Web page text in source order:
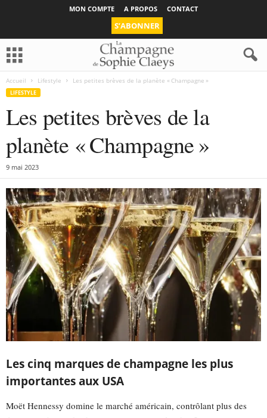
MON COMPTE A PROPOS CONTACT
S’ABONNER
Accueil Lifestyle Les petites brèves de la planète « Champagne »
LIFESTYLE
Les petites brèves de la
planète « Champagne »
9 mai 2023
Les cinq marques de champagne les plus
importantes aux USA
Moët Hennessy domine le marché américain, contrôlant plus des